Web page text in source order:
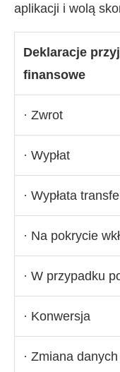
aplikacji i wolą
Deklaracje
finansowe
· Zwrot
· Wypłat
· Wypłata
· Na pokrycie
· W przypadku
· Konwersja
· Zmiana